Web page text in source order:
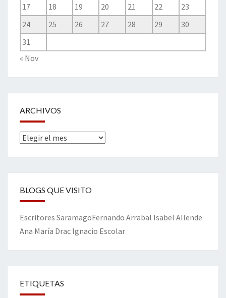
17
18 19 20 21 22
23
24
25 26 27 28 29
30
31
« Nov
ARCHIVOS
Archivos
BLOGS QUE VISITO
Escritores SaramagoFernando Arrabal Isabel Allende
Ana María Drac Ignacio Escolar
ETIQUETAS